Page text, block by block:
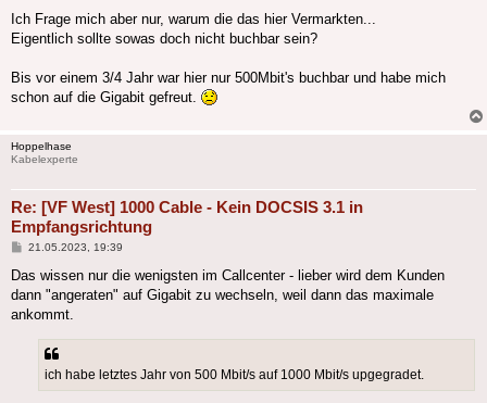
Ich Frage mich aber nur, warum die das hier Vermarkten...
Eigentlich sollte sowas doch nicht buchbar sein?
Bis vor einem 3/4 Jahr war hier nur 500Mbit's buchbar und habe mich
schon auf die Gigabit gefreut.
Hoppelhase
Kabelexperte
Re: [VF West] 1000 Cable - Kein DOCSIS 3.1 in
Empfangsrichtung
Beitrag
21.05.2023, 19:39
Das wissen nur die wenigsten im Callcenter - lieber wird dem Kunden
dann "angeraten" auf Gigabit zu wechseln, weil dann das maximale
ankommt.
ich habe letztes Jahr von 500 Mbit/s auf 1000 Mbit/s upgegradet.